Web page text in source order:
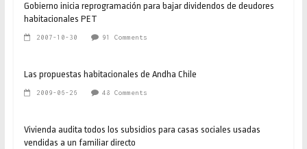
Gobierno inicia reprogramación para bajar dividendos de deudores
habitacionales PET
2007-10-30 91 Comments
Las propuestas habitacionales de Andha Chile
2009-06-26 48 Comments
Vivienda audita todos los subsidios para casas sociales usadas
vendidas a un familiar directo